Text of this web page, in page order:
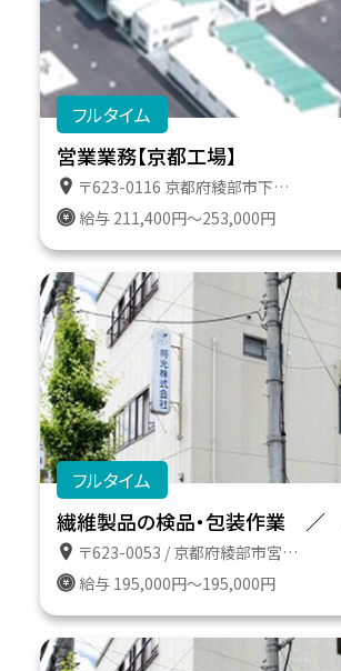
フルタイム
営業業務【京都工場】
〒623-0116 京都府綾部市下八田町上澤１０－５ 京都工場トラックターミナル
給与 211,400円～253,000円
フルタイム
繊維製品の検品・包装作業 ／
〒623-0053 / 京都府綾部市宮代町前田１３の６
給与 195,000円～195,000円